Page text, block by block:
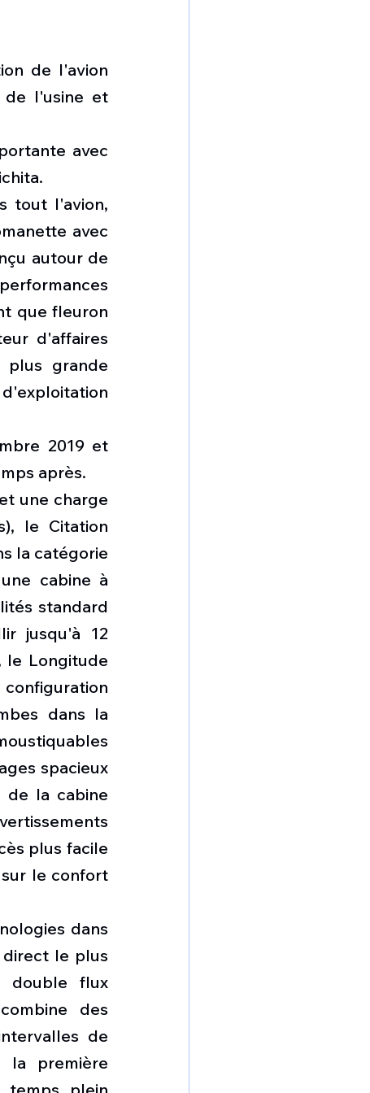
de l'avion
de l'usine et
avec
tout l'avion,
avec
autour de
que fleuron
d'affaires
plus grande
2019 et
après.
une charge
le Citation
la catégorie
cabine à
standard
jusqu'à 12
le Longitude
dans la
spacieux
la cabine
plus facile
le confort
dans
le plus
double flux
des
de
première